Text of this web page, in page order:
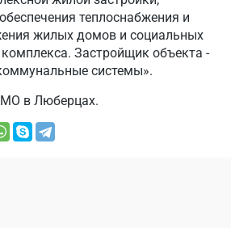
теплоснабжения и
жилых домов и социальных
Застройщик объекта -
системы».
в Люберцах.